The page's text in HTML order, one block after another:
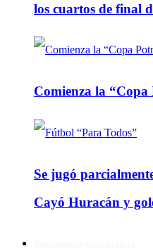
los cuartos de final
Comienza la “Copa
Se jugó
Cayó Huracán y